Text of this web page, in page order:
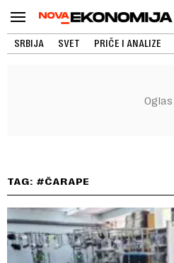
SRBIJA SVET PRIČE I ANALIZE
TAG: #ČARAPE